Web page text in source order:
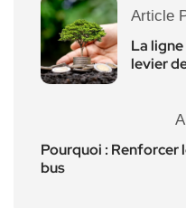
Article
La ligne
levier
Pourquoi : Renforcer
bus